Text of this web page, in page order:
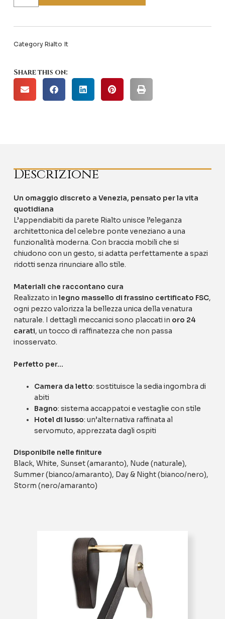
Category Rialto It
Share this on:
Descrizione
Un omaggio discreto a Venezia, pensato per la vita
quotidiana
L’appendiabiti da parete Rialto unisce l’eleganza
architettonica del celebre ponte veneziano a una
funzionalità moderna. Con braccia mobili che si
chiudono con un gesto, si adatta perfettamente a spazi
ridotti senza rinunciare allo stile.
Materiali che raccontano cura
Realizzato in legno massello di frassino certificato FSC,
ogni pezzo valorizza la bellezza unica della venatura
naturale. I dettagli meccanici sono placcati in oro 24
carati, un tocco di raffinatezza che non passa
inosservato.
Perfetto per…
Camera da letto: sostituisce la sedia ingombra di
abiti
Bagno: sistema accappatoi e vestaglie con stile
Hotel di lusso: un’alternativa raffinata al
servomuto, apprezzata dagli ospiti
Disponibile nelle finiture
Black, White, Sunset (amaranto), Nude (naturale),
Summer (bianco/amaranto), Day & Night (bianco/nero),
Storm (nero/amaranto)